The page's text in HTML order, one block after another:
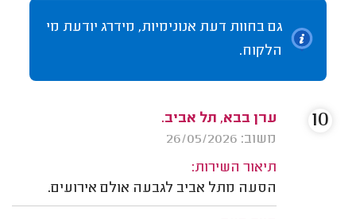
גם בחוות דעת אנונימיות, מידרג יודעת מי
הלקוח.
ערן בבא, תל אביב.
משוב: 26/05/2026
תיאור השירות:
הסעה מתל אביב לגבעה אולם אירועים.
10